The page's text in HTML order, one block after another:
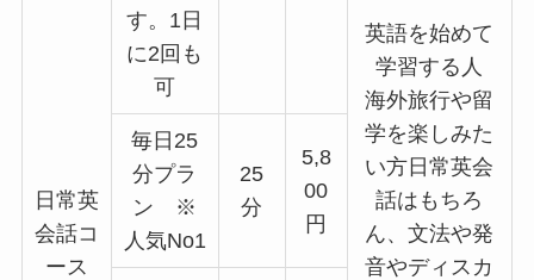
日常英
会話コ
ース
す。1日
に2回も
可
英語を始めて
学習する人
海外旅行や留
学を楽しみた
い方日常英会
話はもちろ
ん、文法や発
音やディスカ
毎日25
分プラ
ン ※
人気No1
25
分
5,8
00
円